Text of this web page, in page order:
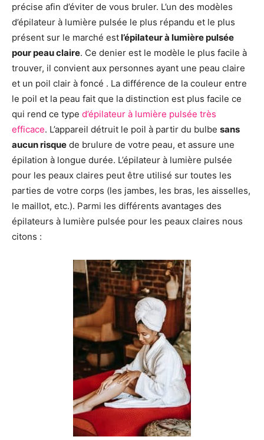
précise afin d’éviter de vous bruler. L’un des modèles
d’épilateur à lumière pulsée le plus répandu et le plus
présent sur le marché estl’épilateur à lumière pulsée
pour peau claire. Ce denier est le modèle le plus facile à
trouver, il convient aux personnes ayant une peau claire
et un poil clair à foncé . La différence de la couleur entre
le poil et la peau fait que la distinction est plus facile ce
qui rend ce type d’épilateur à lumière pulsée très
efficace. L’appareil détruit le poil à partir du bulbe sans
aucun risque de brulure de votre peau, et assure une
épilation à longue durée. L’épilateur à lumière pulsée
pour les peaux claires peut être utilisé sur toutes les
parties de votre corps (les jambes, les bras, les aisselles,
le maillot, etc.). Parmi les différents avantages des
épilateurs à lumière pulsée pour les peaux claires nous
citons :